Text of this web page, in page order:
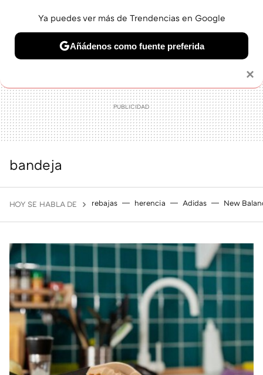
BELLEZA SHOPPING VIAJES GASTRO SNEAKERS
bandeja
HOY SE HABLA DE rebajas herencia Adidas New
×
Ya puedes ver más de Trendencias en Google
Añádenos como fuente preferida